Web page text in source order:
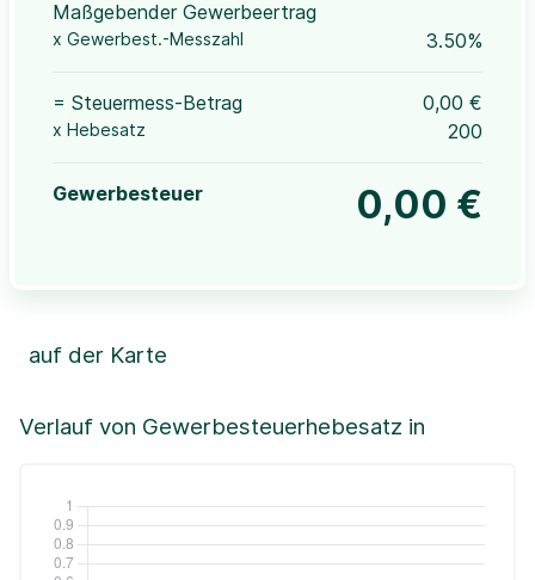
Maßgebender Gewerbeertrag
x Gewerbest.-Messzahl 3.50%
= Steuermess-Betrag 0,00 €
x Hebesatz 200
Gewerbesteuer 0,00 €
Verlauf von Gewerbesteuerhebesatz in
auf der Karte
+
Leaflet|©OpenStreetMap, ©CartoDB,